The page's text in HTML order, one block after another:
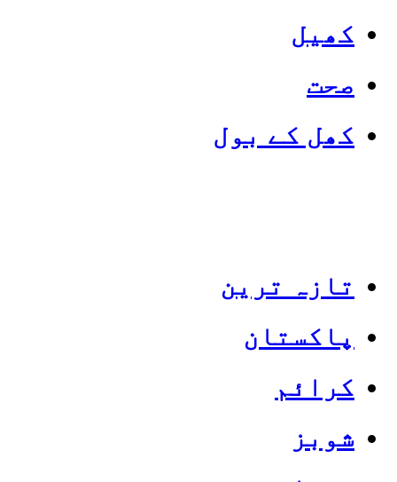
کھیل
صحت
کھل کے بول
تازہ ترین
پاکستان
کرائم
شوبز
Categories
Top News